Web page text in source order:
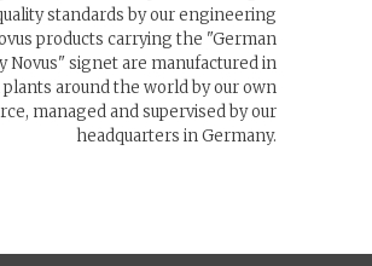
standards by our engineering
products carrying the "German
Novus" signet are manufactured in
around the world by our own
managed and supervised by our
headquarters in Germany.